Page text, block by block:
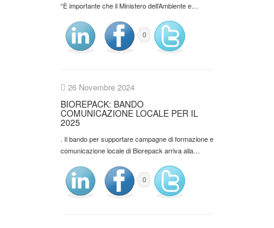
“È importante che il Ministero dell’Ambiente e…
0
26 Novembre 2024
BIOREPACK: BANDO
COMUNICAZIONE LOCALE PER IL
2025
. Il bando per supportare campagne di formazione e
comunicazione locale di Biorepack arriva alla…
0